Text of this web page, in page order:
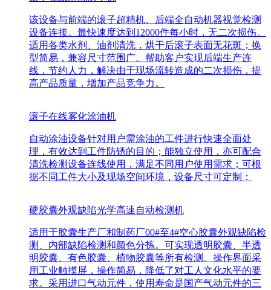
该设备与前端的滚子超精机、后端全自动机器视觉检测
设备连接。最快速度达到12000件每小时，无二次损伤。
适用各类水剂、油剂清洗，烘干后滚子表面无花斑；换
型简易，兼容尺寸范围广。帮助客户实现后端生产连
线，节约人力，解决由于现场流转造成的二次损伤，提
高产品质量，增加产品竞争力。
滚子在线雾化涂油机
自动涂油设备针对用户需涂油的工件进行快速全面处
理，有效达到工件防锈的目的；能独立使用，亦可配合
清洗检测设备连线使用，满足不同用户使用需求；可根
据不同工件大小及现场空间环境，设备尺寸可定制；
硬胶囊外观缺陷光学高速自动检测机
适用于胶囊生产厂和制药厂00#至4#空心胶囊外观缺陷检
测、内部缺陷检测和颜色分拣。可实现透明胶囊、半透
明胶囊、有色胶囊、植物胶囊等所有检测。操作界面采
用工业触摸屏，操作简易，降低了对工人文化水平的要
求。采用进口气动元件，使用寿命是国产气动元件的三